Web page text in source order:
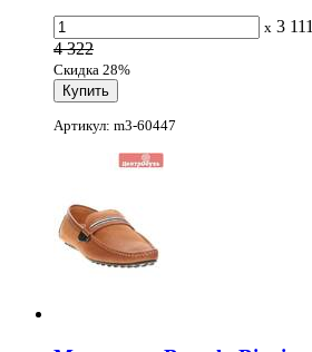
x 3 111
4 322
Скидка 28%
Артикул: m3-60447